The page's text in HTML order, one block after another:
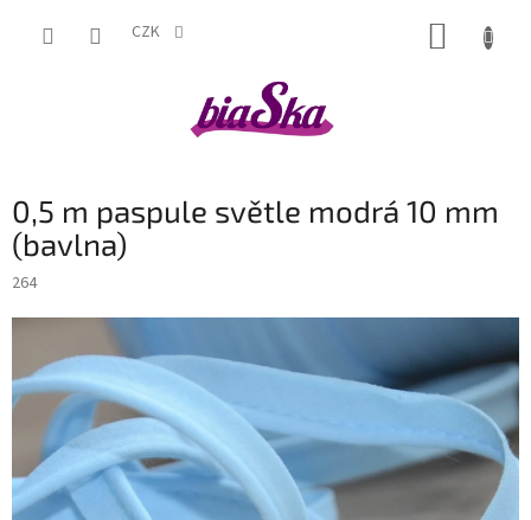
CZK
0,5 m paspule světle modrá 10 mm
(bavlna)
264